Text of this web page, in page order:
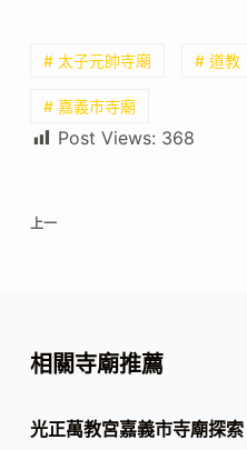
# 太子元帥寺廟 # 道教
# 嘉義市寺廟
Post Views: 368
上一
相關寺廟推薦
光正萬教宮嘉義市寺廟探索